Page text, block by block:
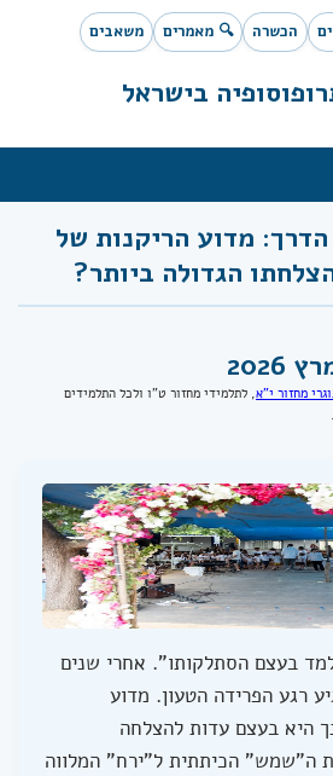
הכשרה 🔍 מאמרים משאבים
בישראל
מדוע הריקנות של
הגדולה ביותר?
2026
מחזור י"א, לתלמידי מחזור ט"ו ולכל התלמידים
בעצם הסתלקותו". אחרי שנים
רגע הפרידה הטעון. מדוע
היא בעצם עדות להצלחה
ה"שמש" הכיתתית ל"ירח" המלווה